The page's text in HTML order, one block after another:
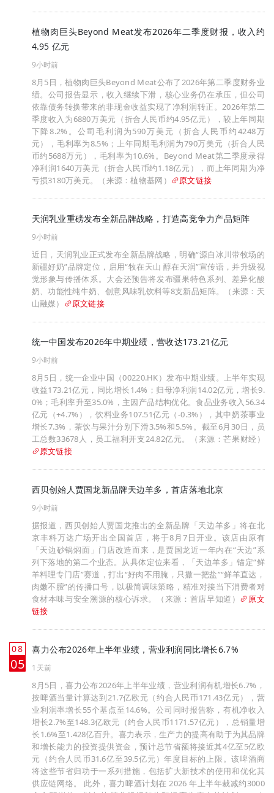
植物肉巨头Beyond Meat发布2026年二季度财报，收入约
4.95 亿元
9小时前
8月5日，植物肉巨头Beyond Meat公布了2026年第二季度财务业
绩。公司报告显示，收入继续下滑，核心业务仍在承压，但公司
依靠债务转换带来的非现金收益实现了净利润转正。2026年第二
季度收入为6880万美元（折合人民币约4.95亿元），较上年同期
下降8.2%。公司毛利润为590万美元（折合人民币约4248万
元），毛利率为8.5%；上年同期毛利润为790万美元（折合人民
币约5688万元），毛利率为10.6%。Beyond Meat第二季度录得
净利润1640万美元（折合人民币约1.18亿元），而上年同期为净
亏损3180万美元。（来源：植物基网）
原文链接
天润乳业重磅发布全新品牌战略，打造高竞争力产品矩阵
9小时前
近日，天润乳业正式发布全新品牌战略，明确“源自冰川带牧场的
新疆好奶”品牌定位，启用“牧在天山 醇在天润”宣传语，并升级视
觉形象与传播体系。大会还预告将发布疆果特色系列、差异化酸
奶、功能性纯牛奶、创意风味乳饮料等8支新品矩阵。（来源：天
山融媒）
原文链接
统一中国发布2026年中期业绩，营收达173.21亿元
9小时前
8月5日，统一企业中国（00220.HK）发布中期业绩。上半年实现
收益173.21亿元，同比增长1.4%；归母净利润14.02亿元，增长9.
0%；毛利率升至35.0%，主因产品结构优化。食品业务收入56.34
亿元（+4.7%），饮料业务107.51亿元（-0.3%），其中奶茶事业
增长7.3%，茶饮与果汁分别下滑3.5%和5.5%。截至6月30日，员
工总数33678人，员工福利开支24.82亿元。（来源：芒果财经）
原文链接
西贝创始人贾国龙新品牌天边羊多，首店落地北京
9小时前
据报道，西贝创始人贾国龙推出的全新品牌「天边羊多」将在北
京丰科万达广场开出全国首店，将于8月7日开业。该店由原有
「天边砂锅焖面」门店改造而来，是贾国龙近一年内在“天边”系
列下落地的第二个业态。从具体定位来看，「天边羊多」锚定“鲜
羊料理专门店”赛道，打出“好肉不用腌，只撒一把盐”“鲜羊直达，
肉嫩不膻”的传播口号，以极简调味策略，精准对接当下消费者对
食材本味与安全溯源的核心诉求。（来源：首店早知道）
原文
链接
08
月
05
喜力公布2026年上半年业绩，营业利润同比增长6.7%
1天前
8月5日，喜力公布2026年上半年业绩，营业利润有机增长6.7%，
按啤酒当量计算达到21.7亿欧元（约合人民币171.43亿元），营
业利润率增长55个基点至14.6%。公司同时报告称，有机净收入
增长2.7%至148.3亿欧元（约合人民币1171.57亿元），总销量增
长1.6%至1.428亿百升。喜力表示，生产力的提高有助于为其品牌
和增长能力的投资提供资金，预计总节省额将接近其4亿至5亿欧
元（约合人民币31.6亿至39.5亿元）年度目标的上限。该啤酒商
将这些节省归功于一系列措施，包括扩大新技术的使用和优化其
供应链网络。 此外，喜力啤酒计划在 2026 年上半年裁减约3000